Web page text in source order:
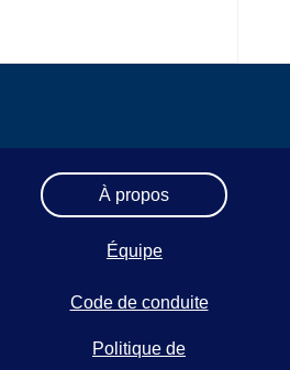
À propos
Équipe
Code de conduite
Politique de